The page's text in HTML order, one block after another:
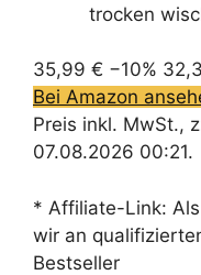
trocken
35,99 € −10%
Bei Amazon
Preis inkl. MwSt.,
07.08.2026 00:21.
* Affiliate-Link:
wir an
Bestseller